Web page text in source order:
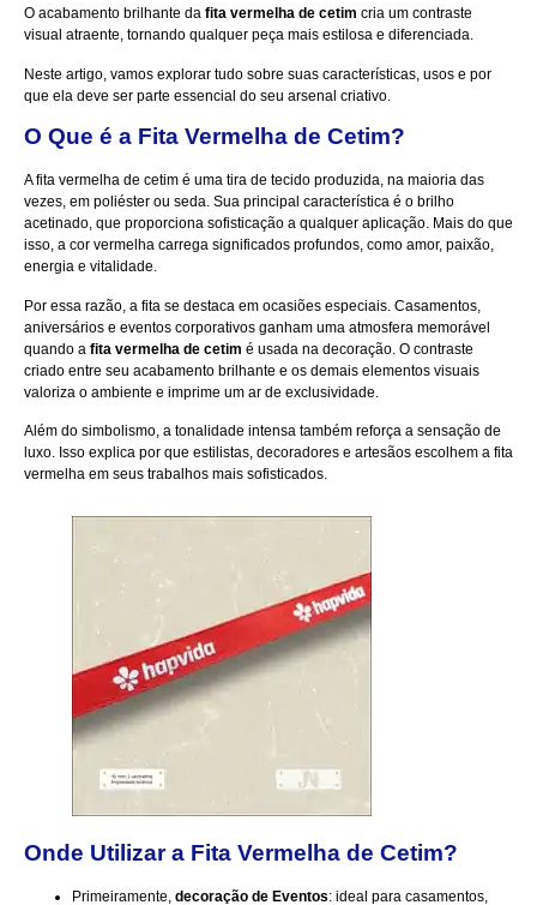
O acabamento brilhante da fita vermelha de cetim cria um contraste
visual atraente, tornando qualquer peça mais estilosa e diferenciada.
Neste artigo, vamos explorar tudo sobre suas características, usos e por
que ela deve ser parte essencial do seu arsenal criativo.
O Que é a Fita Vermelha de Cetim?
A fita vermelha de cetim é uma tira de tecido produzida, na maioria das
vezes, em poliéster ou seda. Sua principal característica é o brilho
acetinado, que proporciona sofisticação a qualquer aplicação. Mais do que
isso, a cor vermelha carrega significados profundos, como amor, paixão,
energia e vitalidade.
Por essa razão, a fita se destaca em ocasiões especiais. Casamentos,
aniversários e eventos corporativos ganham uma atmosfera memorável
quando a fita vermelha de cetim é usada na decoração. O contraste
criado entre seu acabamento brilhante e os demais elementos visuais
valoriza o ambiente e imprime um ar de exclusividade.
Além do simbolismo, a tonalidade intensa também reforça a sensação de
luxo. Isso explica por que estilistas, decoradores e artesãos escolhem a fita
vermelha em seus trabalhos mais sofisticados.
Onde Utilizar a Fita Vermelha de Cetim?
Primeiramente, decoração de Eventos: ideal para casamentos,